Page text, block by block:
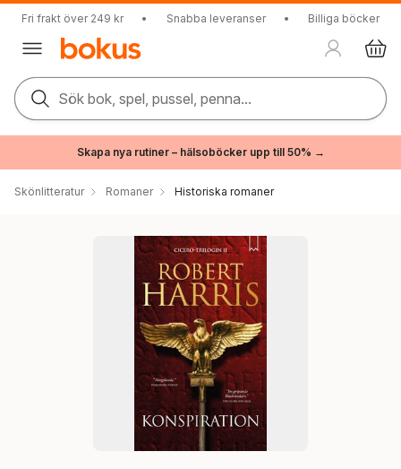
Fri frakt över 249 kr • Snabba leveranser • Billiga böcker
Sök bok, spel, pussel, penna...
Skapa nya rutiner – hälsoböcker upp till 50% →
Skönlitteratur Romaner Historiska romaner